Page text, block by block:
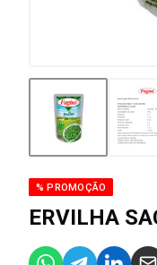
% PROMOÇÃO
ERVILHA